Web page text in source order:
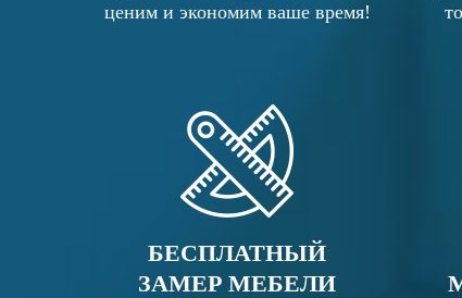
ценим и экономим ваше время!
БЕСПЛАТНЫЙ
ЗАМЕР МЕБЕЛИ